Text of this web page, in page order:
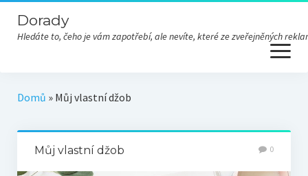
Dorady
Hledáte to, čeho je vám zapotřebí, ale nevíte, které ze zveřejněných
open
menu
Domů » Můj vlastní džob
Můj vlastní džob 0